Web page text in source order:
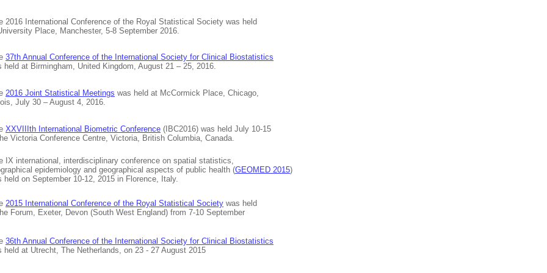
International Conference of the Royal Statistical Society was held
Place, Manchester, 5-8 September 2016.
37th Annual Conference of the International Society for Clinical Biostatistics
at Birmingham, United Kingdom, August 21 – 25, 2016.
2016 Joint Statistical Meetings was held at McCormick Place, Chicago,
30 – August 4, 2016.
XXVIIIth International Biometric Conference (IBC2016) was held July 10-15
Conference Centre, Victoria, British Columbia, Canada.
international, interdisciplinary conference on spatial statistics,
epidemiology and geographical aspects of public health (GEOMED 2015)
on September 10-12, 2015 in Florence, Italy.
2015 International Conference of the Royal Statistical Society was held
Exeter, Devon (South West England) from 7-10 September
36th Annual Conference of the International Society for Clinical Biostatistics
at Utrecht, The Netherlands, on 23 - 27 August 2015